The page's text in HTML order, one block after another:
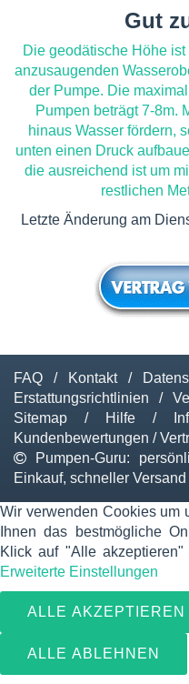
Gut
Die geodätische Höhe
anzusaugenden
der Pumpe. Die
Pumpen beträgt 7-8m.
hinaus Wasser fördern,
unten einen Druck
die ausreichend ist um
restlichen
Letzte Änderung am
FAQ / Kontakt /
Erstattungsrichtlinien
/
Sitemap
/ Hilfe /
Kundenbewertungen /
Pumpen-Guru:
Einkauf, schneller Versand
Wir verwenden Cookies um
Ihnen das bestmögliche
Klick auf "Alle
Erweiterte Einstellungen
ALLE AKZEPTIEREN
ALLE ABLEHNEN